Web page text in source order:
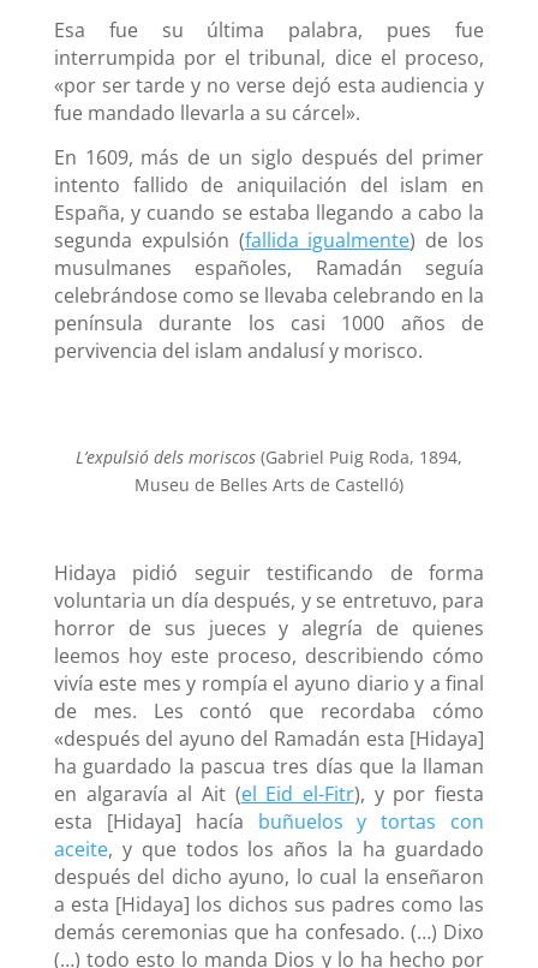
Esa fue su última palabra, pues fue
interrumpida por el tribunal, dice el proceso,
«por ser tarde y no verse dejó esta audiencia y
fue mandado llevarla a su cárcel».
En 1609, más de un siglo después del primer
intento fallido de aniquilación del islam en
España, y cuando se estaba llegando a cabo la
segunda expulsión (fallida igualmente) de los
musulmanes españoles, Ramadán seguía
celebrándose como se llevaba celebrando en la
península durante los casi 1000 años de
pervivencia del islam andalusí y morisco.
L’expulsió dels moriscos(Gabriel Puig Roda, 1894,
Museu de Belles Arts de Castelló)
Hidaya pidió seguir testificando de forma
voluntaria un día después, y se entretuvo, para
horror de sus jueces y alegría de quienes
leemos hoy este proceso, describiendo cómo
vivía este mes y rompía el ayuno diario y a final
de mes. Les contó que recordaba cómo
«después del ayuno del Ramadán esta [Hidaya]
ha guardado la pascua tres días que la llaman
en algaravía al Ait (el Eid el-Fitr), y por fiesta
esta [Hidaya] hacía buñuelos y tortas con
aceite, y que todos los años la ha guardado
después del dicho ayuno, lo cual la enseñaron
a esta [Hidaya] los dichos sus padres como las
demás ceremonias que ha confesado. (…) Dixo
(…) todo esto lo manda Dios y lo ha hecho por